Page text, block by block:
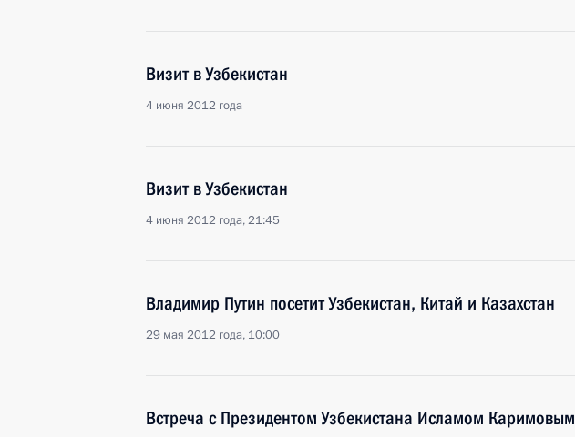
Визит в Узбекистан
4 июня 2012 года
Визит в Узбекистан
4 июня 2012 года, 21:45
Владимир Путин посетит Узбекистан, Китай и Казахстан
29 мая 2012 года, 10:00
Встреча с Президентом Узбекистана Исламом Каримовым